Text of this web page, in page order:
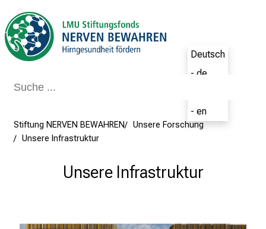
Deutsch
- de
- en
Stiftung NERVEN BEWAHREN
Unsere Forschung
Unsere Infrastruktur
Unsere Infrastruktur